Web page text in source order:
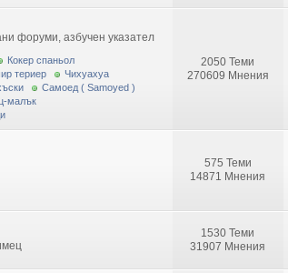
форуми, азбучен указател
Кокер спаньол
териер
Чихуахуа
Самоед ( Samoyed )
малък
2050 Теми
270609 Мнения
575 Теми
14871 Мнения
1530 Теми
31907 Мнения